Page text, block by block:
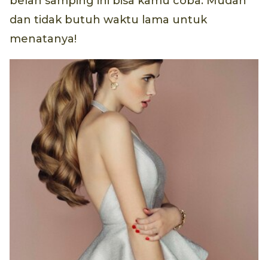
dan tidak butuh waktu lama untuk
menatanya!